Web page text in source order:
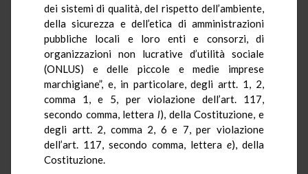
dei sistemi di qualità, del rispetto dell’ambiente,
della sicurezza e dell’etica di amministrazioni
pubbliche locali e loro enti e consorzi, di
organizzazioni non lucrative d’utilità sociale
(ONLUS) e delle piccole e medie imprese
marchigiane”, e, in particolare, degli artt. 1, 2,
comma 1, e 5, per violazione dell’art. 117,
secondo comma, lettera l), della Costituzione, e
degli artt. 2, comma 2, 6 e 7, per violazione
dell’art. 117, secondo comma, lettera e), della
Costituzione.